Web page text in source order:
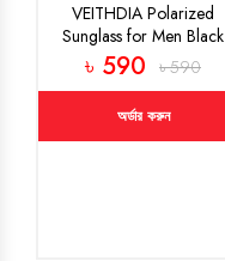
VEITHDIA Polarized
Sunglass for Men Black
Colour
৳ 590 ৳ 590
অর্ডার করুন